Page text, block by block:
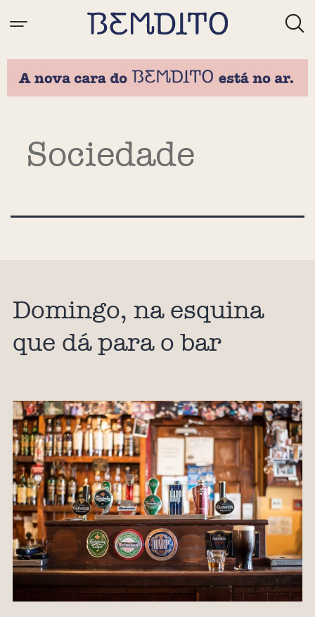
Sociedade
Domingo, na esquina
que dá para o bar